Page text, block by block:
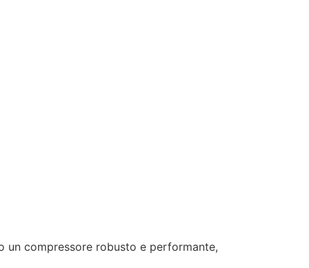
un compressore robusto e performante,